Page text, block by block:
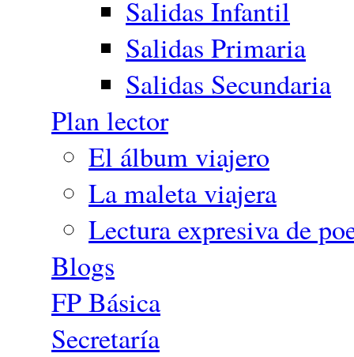
Salidas Infantil
Salidas Primaria
Salidas Secundaria
Plan lector
El álbum viajero
La maleta viajera
Lectura expresiva de
Blogs
FP Básica
Secretaría